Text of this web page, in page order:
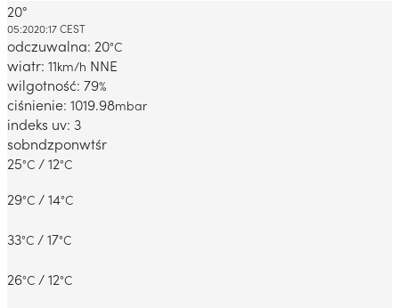
Dabrowa Gornicza, PL
20°
05:2020:17 CEST
odczuwalna: 20°C
wiatr: 11km/h NNE
wilgotność: 79%
ciśnienie: 1019.98mbar
indeks uv: 3
sobndzponwtśr
25°C / 12°C
29°C / 14°C
33°C / 17°C
26°C / 12°C